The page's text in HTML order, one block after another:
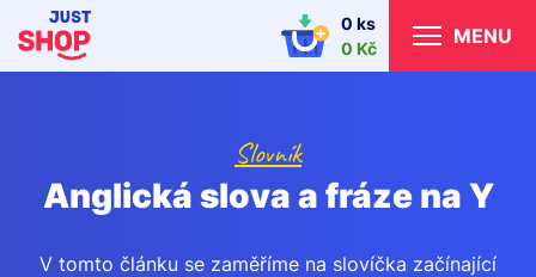
0 ks
0 Kč
MENU
Slovník
Anglická slova a fráze na Y
V tomto článku se zaměříme na slovíčka začínající